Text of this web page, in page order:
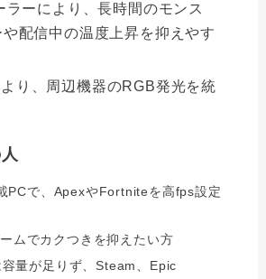
ラーにより、長時間のモンス
配信中の温度上昇を抑えやす
り、周辺機器のRGB発光を統
PCで、ApexやFortniteを高fps設定
ムでカクつきを抑えたい方
量が足りず、Steam、Epic